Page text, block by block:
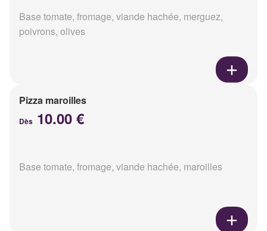
Base tomate, fromage, viande hachée, merguez,
poivrons, olives
Pizza maroilles
Dès 10.00 €
Base tomate, fromage, viande hachée, maroilles